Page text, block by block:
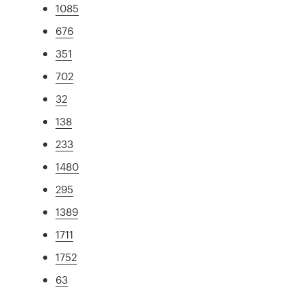
1085
676
351
702
32
138
233
1480
295
1389
1711
1752
63